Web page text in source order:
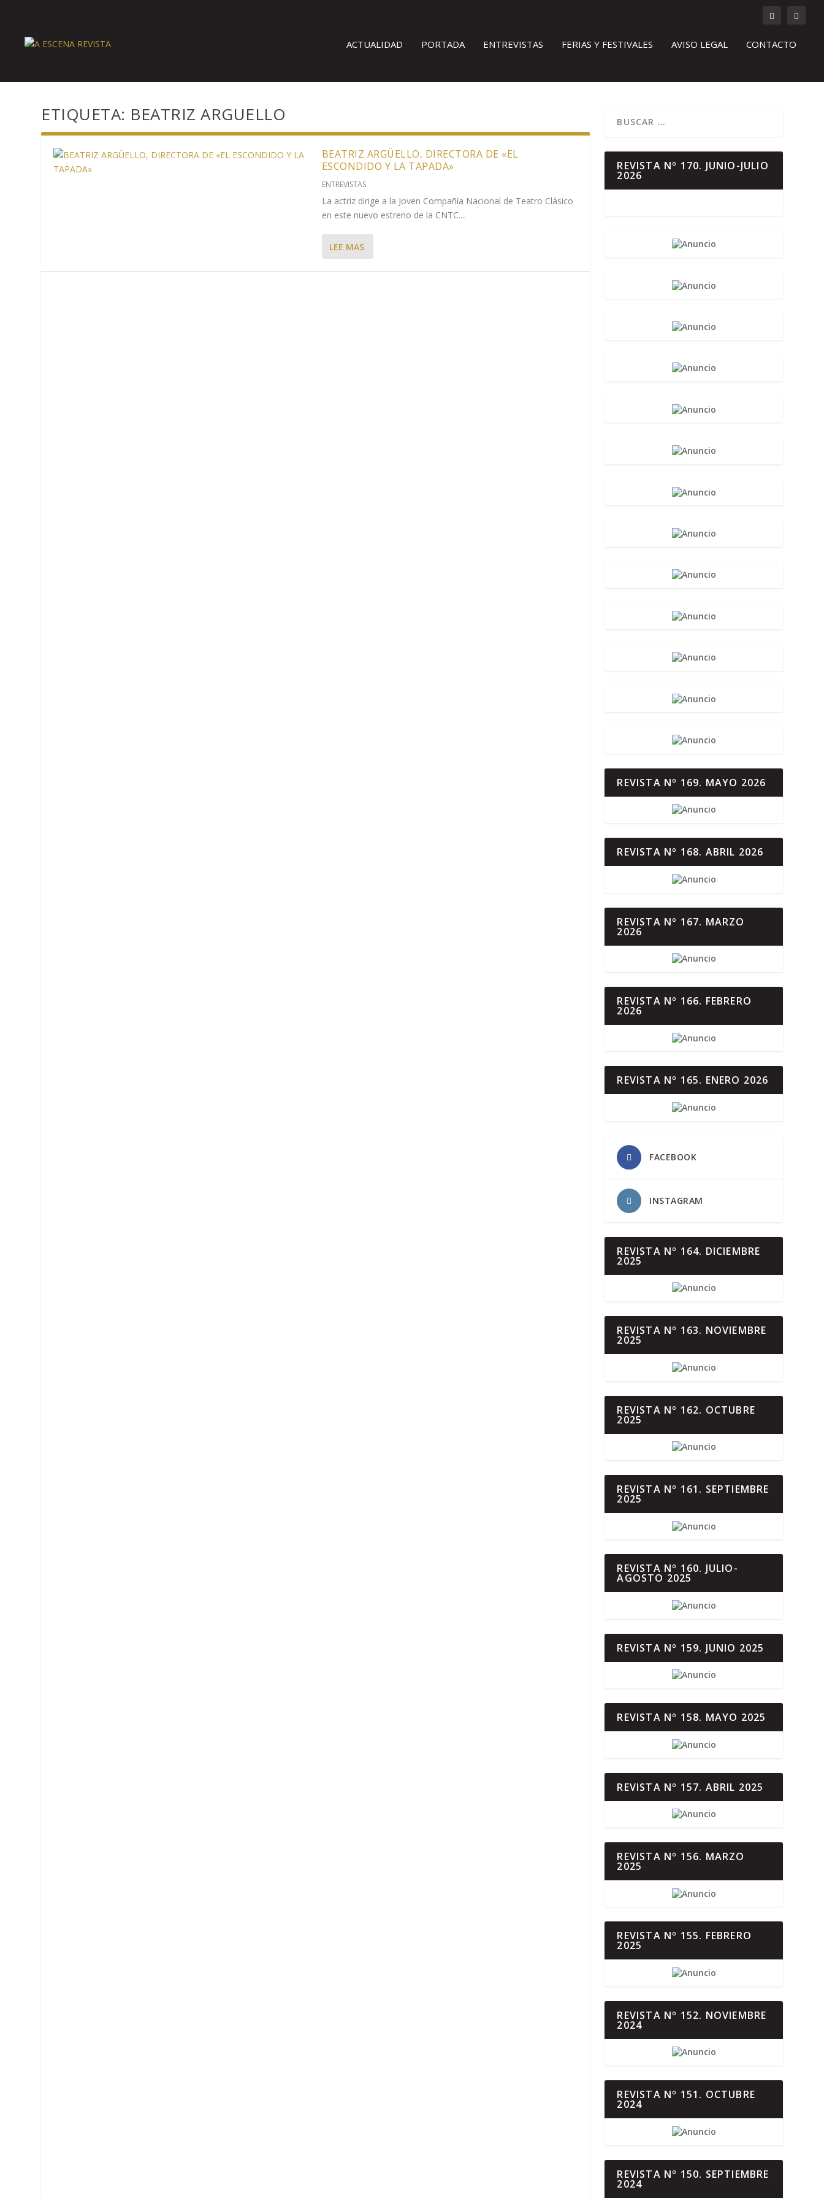
ACTUALIDAD PORTADA ENTREVISTAS FERIAS Y FESTIVALES AVISO LEGAL CONTACTO
ETIQUETA: BEATRIZ ARGUELLO
BEATRIZ ARGÜELLO, DIRECTORA DE «EL
ESCONDIDO Y LA TAPADA»
ENTREVISTAS
La actriz dirige a la Joven Compañía Nacional de Teatro Clásico
en este nuevo estreno de la CNTC....
LEE MAS
REVISTA Nº 170. JUNIO-JULIO
2026
REVISTA Nº 169. MAYO 2026
REVISTA Nº 168. ABRIL 2026
REVISTA Nº 167. MARZO
2026
REVISTA Nº 166. FEBRERO
2026
REVISTA Nº 165. ENERO 2026
FACEBOOK
INSTAGRAM
REVISTA Nº 164. DICIEMBRE
2025
REVISTA Nº 163. NOVIEMBRE
2025
REVISTA Nº 162. OCTUBRE
2025
REVISTA Nº 161. SEPTIEMBRE
2025
REVISTA Nº 160. JULIO-
AGOSTO 2025
REVISTA Nº 159. JUNIO 2025
REVISTA Nº 158. MAYO 2025
REVISTA Nº 157. ABRIL 2025
REVISTA Nº 156. MARZO
2025
REVISTA Nº 155. FEBRERO
2025
REVISTA Nº 152. NOVIEMBRE
2024
REVISTA Nº 151. OCTUBRE
2024
REVISTA Nº 150. SEPTIEMBRE
2024